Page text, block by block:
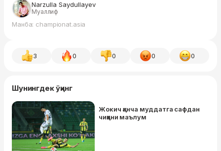
Narzulla Saydullayev
Муаллиф
Манба: championat.asia
3 0 0 0 0
Шунингдек ўқинг
Жокич қанча муддатга сафдан
чиққани маълум